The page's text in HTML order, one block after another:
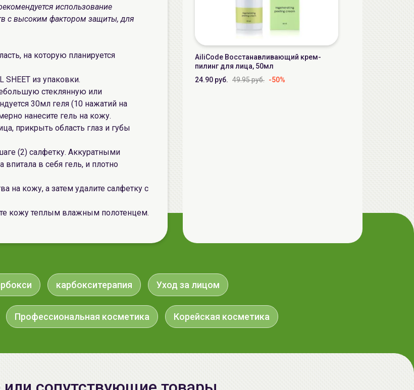
использование
с высоким фактором защиты, для
на которую планируется
SHEET из упаковки.
стеклянную или
30мл геля (10 нажатий на
нанесите гель на кожу.
прикрыть область глаз и губы
(2) салфетку. Аккуратными
в себя гель, и плотно
на кожу, а затем удалите салфетку с
кожу теплым влажным полотенцем.
AiliCode Восстанавливающий крем-
пилинг для лица, 50мл
24.90 руб. 49.95 руб. -50%
карбокситерапия Уход за лицом
Профессиональная косметика Корейская косметика